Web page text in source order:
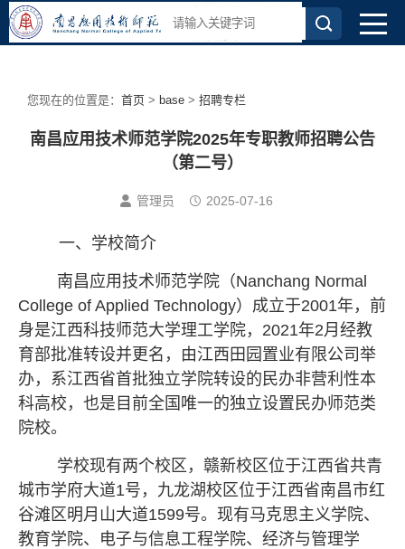
您现在的位置是： 首页 > base > 招聘专栏
南昌应用技术师范学院2025年专职教师招聘公告
（第二号）
管理员 2025-07-16
一、学校简介
南昌应用技术师范学院（Nanchang Normal
College of Applied Technology）成立于2001年，前
身是江西科技师范大学理工学院，2021年2月经教
育部批准转设并更名，由江西田园置业有限公司举
办，系江西省首批独立学院转设的民办非营利性本
科高校，也是目前全国唯一的独立设置民办师范类
院校。
学校现有两个校区，赣新校区位于江西省共青
城市学府大道1号，九龙湖校区位于江西省南昌市红
谷滩区明月山大道1599号。现有马克思主义学院、
教育学院、电子与信息工程学院、经济与管理学